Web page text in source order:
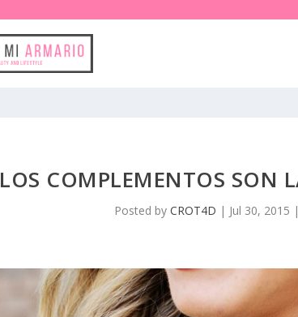
LOS COMPLEMENTOS SON
Posted byCROT4D | Jul 30, 2015 |